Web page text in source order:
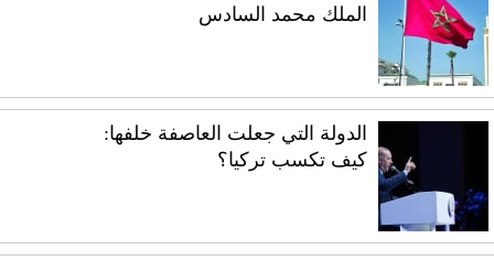
الملك محمد السادس
الدولة التي جعلت العاصفة خلفها:
كيف تكسب تركيا؟